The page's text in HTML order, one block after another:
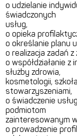
o udzielanie
świadczonych
usług,
o opieka
o określanie planu
o realizacja zadań
o współdziałanie
służby zdrowia,
kosmetologii,
stowarzyszeniami,
o świadczenie
podmiotom
zainteresowanym
o prowadzenie